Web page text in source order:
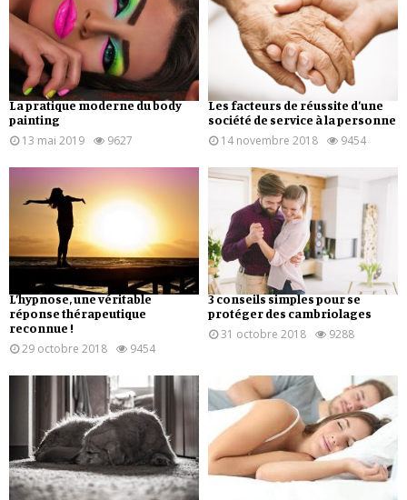
La pratique moderne du body
painting
13 mai 2019
9627
Les facteurs de réussite d’une
société de service à la personne
14 novembre 2018
9454
L’hypnose, une véritable
réponse thérapeutique
reconnue !
29 octobre 2018
9454
3 conseils simples pour se
protéger des cambriolages
31 octobre 2018
9288